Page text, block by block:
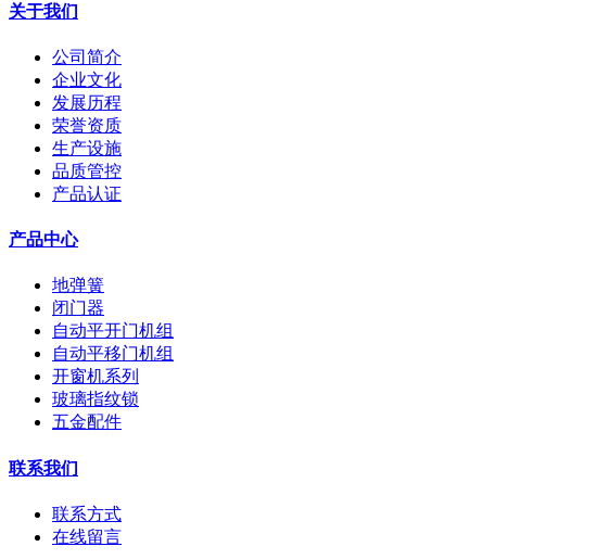
关于我们
公司简介
企业文化
发展历程
荣誉资质
生产设施
品质管控
产品认证
产品中心
地弹簧
闭门器
自动平开门机组
自动平移门机组
开窗机系列
玻璃指纹锁
五金配件
联系我们
联系方式
在线留言